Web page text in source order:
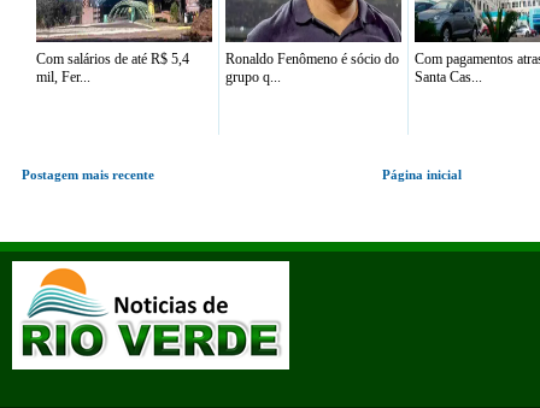
Com salários de até R$ 5,4
mil, Fer...
Ronaldo Fenômeno é sócio do
grupo q...
Com pagamentos
Santa Cas...
Postagem mais recente Página inicial